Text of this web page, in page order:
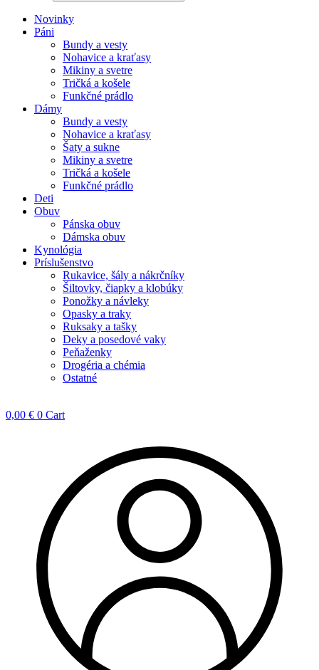
Novinky
Páni
Bundy a vesty
Nohavice a kraťasy
Mikiny a svetre
Tričká a košele
Funkčné prádlo
Dámy
Bundy a vesty
Nohavice a kraťasy
Šaty a sukne
Mikiny a svetre
Tričká a košele
Funkčné prádlo
Deti
Obuv
Pánska obuv
Dámska obuv
Kynológia
Príslušenstvo
Rukavice, šály a nákrčníky
Šiltovky, čiapky a klobúky
Ponožky a návleky
Opasky a traky
Ruksaky a tašky
Deky a posedové vaky
Peňaženky
Drogéria a chémia
Ostatné
0,00 € 0 Cart